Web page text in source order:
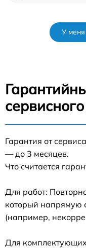
У меня
Гарантия от
— до 3 месяцев.
Что считается
Для работ:
который напрямую
(например,
Для